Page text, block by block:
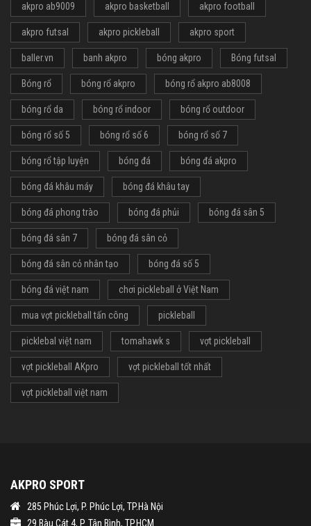
akpro ab9009 akpro basketball akpro football
akpro futsal akpro pickleball akpro sport
baller.vn banh akpro bóng akpro Bóng futsal
Bóng rổ bóng rổ akpro bóng rổ akpro ab8008
bóng rổ da bóng rổ indoor bóng rổ outdoor
bóng rổ số 5 bóng rổ số 6 bóng rổ số 7
bóng rổ tập luyện bóng đá bóng đá akpro
bóng đá khâu máy bóng đá khâu tay
bóng đá phong trào bóng đá phủi bóng đá sân 5
bóng đá sân 7 bóng đá sân cỏ
bóng đá sân cỏ nhân tạo bóng đá số 5
bóng đá việt nam chơi pickleball ở Việt Nam
mua vợt pickleball tấn công pickleball
picklebal việt nam tomahawk s vợt pickleball
vợt pickleball AKpro vợt pickleball tốt nhất
vợt pickleball việt nam
AKPRO SPORT
285 Phúc Lợi, P. Phúc Lợi, TP.Hà Nội
29 Bàu Cát 4, P. Tân Bình, TP.HCM